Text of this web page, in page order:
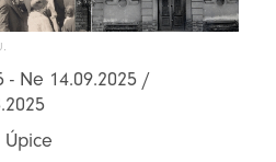
- Ne 14.09.2025 /
Úpice